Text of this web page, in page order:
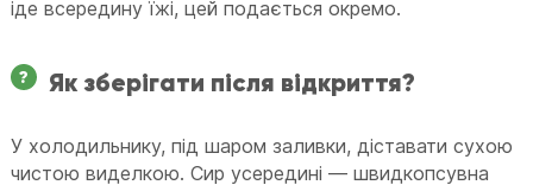
іде всередину їжі, цей подається окремо.
Як зберігати після відкриття?
У холодильнику, під шаром заливки, діставати сухою
чистою виделкою. Сир усередині — швидкопсувна